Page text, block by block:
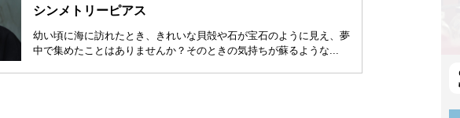
シンメトリーピアス
幼い頃に海に訪れたとき、きれいな貝殻や石が宝石のように見え、夢
中で集めたことはありませんか？そのときの気持ちが蘇るような...